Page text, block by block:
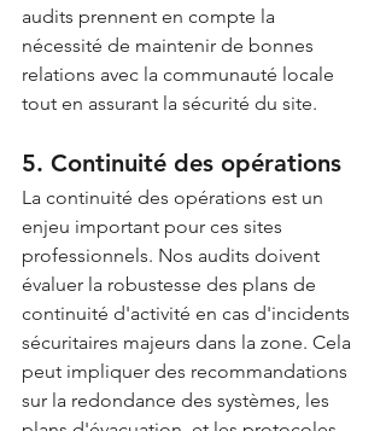
audits prennent en compte la
nécessité de maintenir de bonnes
relations avec la communauté locale
tout en assurant la sécurité du site.
5. Continuité des opérations
La continuité des opérations est un
enjeu important pour ces sites
professionnels. Nos audits doivent
évaluer la robustesse des plans de
continuité d'activité en cas d'incidents
sécuritaires majeurs dans la zone. Cela
peut impliquer des recommandations
sur la redondance des systèmes, les